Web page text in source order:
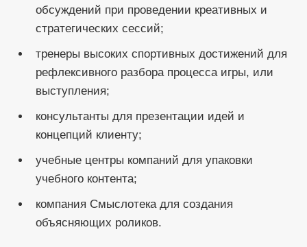
обсуждений при проведении креативных и
стратегических сессий;
тренеры высоких спортивных достижений для
рефлексивного разбора процесса игры, или
выступления;
консультанты для презентации идей и
концепций клиенту;
учебные центры компаний для упаковки
учебного контента;
компания Смыслотека для создания
объясняющих роликов.